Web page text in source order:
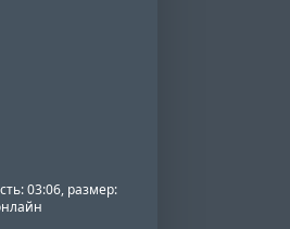
03:06, размер: